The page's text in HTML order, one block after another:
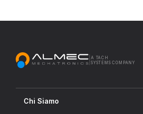
A TACH
SYSTEMS COMPANY
Chi Siamo